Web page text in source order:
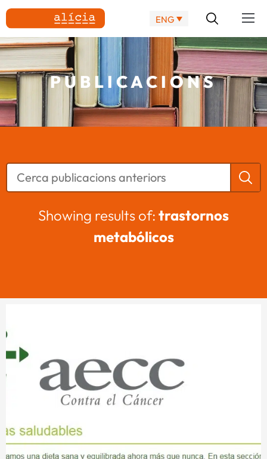
ENG
PUBLICACIONS
Showing results of: trastornos
metabólicos